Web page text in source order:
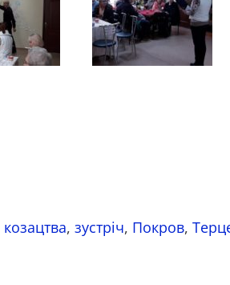
, зустріч, Покров,